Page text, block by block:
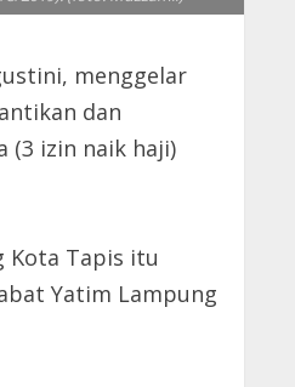
menggelar
dan
(3 izin naik haji)
Kota Tapis itu
Yatim Lampung